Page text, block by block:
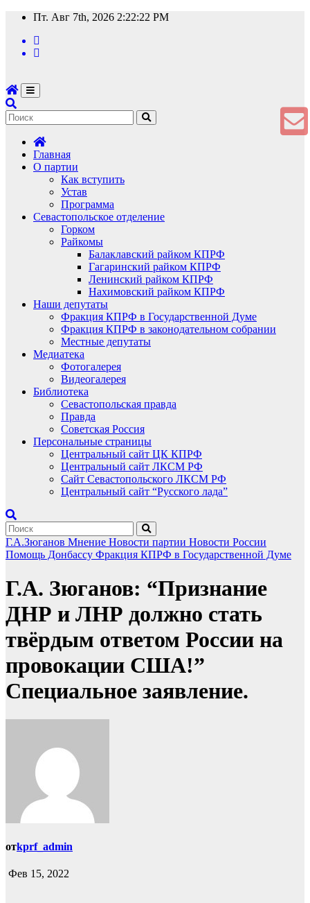
Перейти
содержимому
Пт. Авг 7th, 2026 2:22:23 PM
Главная
О партии
Как вступить
Устав
Программа
Севастопольское отделение
Горком
Райкомы
Балаклавский райком КПРФ
Гагаринский райком КПРФ
Ленинский райком КПРФ
Нахимовский райком КПРФ
Наши депутаты
Фракция КПРФ в Государственной Думе
Фракция КПРФ в законодательном собрании
Местные депутаты
Медиатека
Фотогалерея
Видеогалерея
Библиотека
Севастопольская правда
Правда
Советская Россия
Персональные страницы
Центральный сайт ЦК КПРФ
Центральный сайт ЛКСМ РФ
Сайт Севастопольского ЛКСМ РФ
Центральный сайт “Русского лада”
Г.А.Зюганов Мнение Новости партии Новости России
Помощь Донбассу Фракция КПРФ в Государственной Думе
Г.А. Зюганов: “Признание
ДНР и ЛНР должно стать
твёрдым ответом России на
провокации США!”
Специальное заявление.
отkprf_admin
Фев 15, 2022